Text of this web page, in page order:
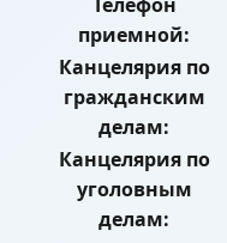
приемной:
Канцелярия по
гражданским
делам:
Канцелярия по
уголовным
делам: